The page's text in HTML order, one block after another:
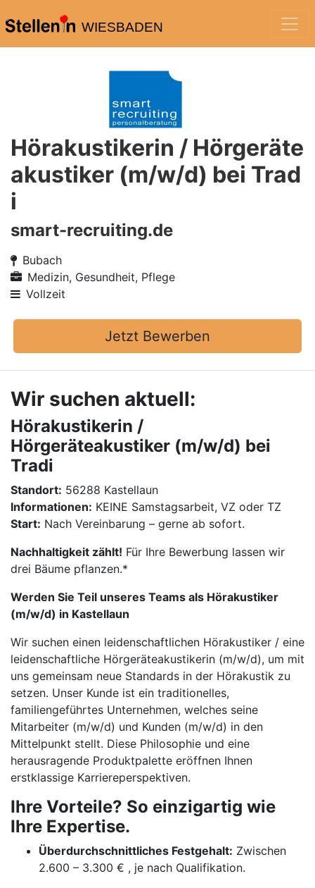
WIESBADEN
Hörakustikerin / Hörgeräte
akustiker (m/w/d) bei Trad
i
smart-recruiting.de
Bubach
Medizin, Gesundheit, Pflege
Vollzeit
Jetzt Bewerben
Wir suchen aktuell:
Hörakustikerin /
Hörgeräteakustiker (m/w/d) bei
Tradi
Standort: 56288 Kastellaun
Informationen: KEINE Samstagsarbeit, VZ oder TZ
Start: Nach Vereinbarung – gerne ab sofort.
Nachhaltigkeit zählt! Für Ihre Bewerbung lassen wir
drei Bäume pflanzen.*
Werden Sie Teil unseres Teams als Hörakustiker
(m/w/d) in Kastellaun
Wir suchen einen leidenschaftlichen Hörakustiker / eine
leidenschaftliche Hörgeräteakustikerin (m/w/d), um mit
uns gemeinsam neue Standards in der Hörakustik zu
setzen. Unser Kunde ist ein traditionelles,
familiengeführtes Unternehmen, welches seine
Mitarbeiter (m/w/d) und Kunden (m/w/d) in den
Mittelpunkt stellt. Diese Philosophie und eine
herausragende Produktpalette eröffnen Ihnen
erstklassige Karriereperspektiven.
Ihre Vorteile? So einzigartig wie
Ihre Expertise.
Überdurchschnittliches Festgehalt: Zwischen
2.600 – 3.300 € , je nach Qualifikation.